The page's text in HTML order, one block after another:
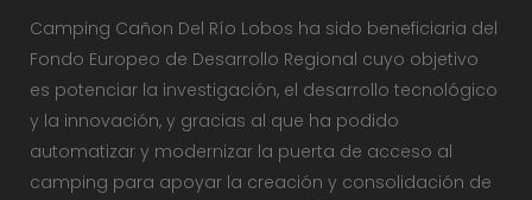
Camping Cañon Del Río Lobos ha sido beneficiaria del
Fondo Europeo de Desarrollo Regional cuyo objetivo
es potenciar la investigación, el desarrollo tecnológico
y la innovación, y gracias al que ha podido
automatizar y modernizar la puerta de acceso al
camping para apoyar la creación y consolidación de